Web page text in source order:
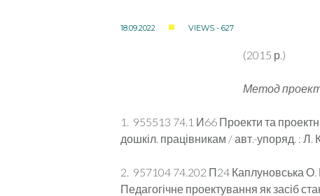
18.09.2022 VIEWS - 627
(2015 р.)
Метод
1. 955513 74.1 И66 Проекти та проектна
дошкіл. працівникам / авт.-упоряд. :
2. 957104 74.202 П24 Каплуновська О.
Педагогічне проектування як засіб